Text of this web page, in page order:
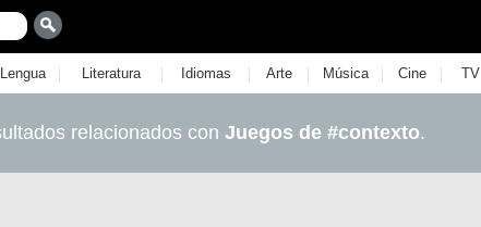
Lengua | Literatura | Idiomas | Arte | Música | Cine | TV
relacionados con Juegos de #contexto.